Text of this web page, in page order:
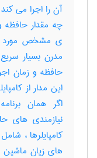
چه مقدار حافظه
ی مشخص مورد
حافظه و زمان
این مدار از
اگر همان
نیازمندی های
کامپایلرها ،
های زیان ماشین